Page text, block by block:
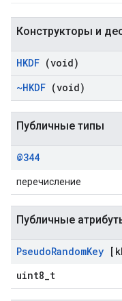
Конструкторы и
HKDF (void)
~HKDF (void)
Публичные типы
@344
перечисление
Публичные
PseudoRandomKey [k
uint8_t